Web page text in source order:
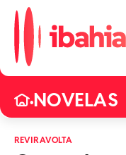
•NOVELAS
REVIRAVOLTA